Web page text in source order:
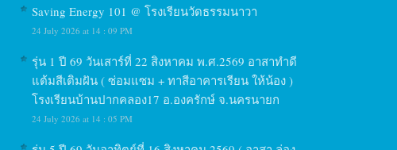
Saving Energy 101 @ โรงเรียนวัดธรรมนาวา
24 July 2026 at 14 : 09 PM
รุ่น 1 ปี 69 วันเสาร์ที่ 22 สิงหาคม พ.ศ.2569 อาสาทำดี
แต้มสีเติมฝัน ( ซ่อมแซม + ทาสีอาคารเรียน ให้น้อง )
โรงเรียนบ้านปากคลอง17 อ.องครักษ์ จ.นครนายก
24 July 2026 at 14 : 05 PM